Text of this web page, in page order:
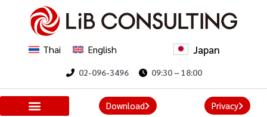
Thai English Japan
02-096-3496 09:30 ~ 18:00
Download Privacy